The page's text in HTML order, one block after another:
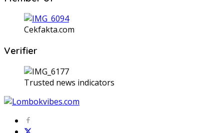
Cekfakta.com
Verifier
Trusted news indicators